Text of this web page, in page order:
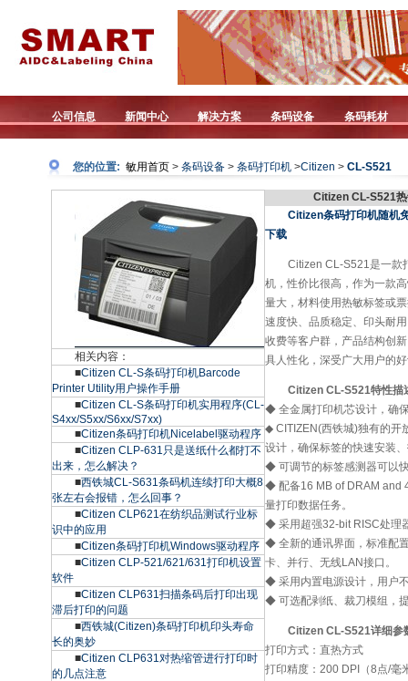
公司信息 新闻中心 解决方案 条码设备 条码耗材
您的位置: 敏用首页 > 条码设备 > 条码打印机 >Citizen > CL-S521
相关内容：
■Citizen CL-S条码打印机Barcode
Printer Utility用户操作手册
■Citizen CL-S条码打印机实用程序(CL-
S4xx/S5xx/S6xx/S7xx)
■Citizen条码打印机Nicelabel驱动程序
■Citizen CLP-631只是送纸什么都打不
出来，怎么解决？
■西铁城CL-S631条码机连续打印大概8
张左右会报错，怎么回事？
■Citizen CLP621在纺织品测试行业标
识中的应用
■Citizen条码打印机Windows驱动程序
■Citizen CLP-521/621/631打印机设置
软件
■Citizen CLP631扫描条码后打印出现
滞后打印的问题
■西铁城(Citizen)条码打印机印头寿命
长的奥妙
■Citizen CLP631对热缩管进行打印时
的几点注意
Citizen CL-S521
Citizen条码打印机随机
下载
Citizen CL-S521是一款
机，性价比很高，作为一款
量大，材料使用热敏标签或
速度快、品质稳定、印头耐
收费等客户群，产品结构创
具人性化，深受广大用户的
Citizen CL-S521特性描
◆ 全金属打印机芯设计，确
◆ CITIZEN(西铁城)独有的开
设计，确保标签的快速安装
◆ 可调节的标签感测器可以
◆ 配备16 MB of DRAM and
量打印数据任务。
◆ 采用超强32-bit RISC处理
◆ 全新的通讯界面，标准配
卡、并行、无线LAN接口。
◆ 采用内置电源设计，用户
◆ 可选配剥纸、裁刀模组，
Citizen CL-S521详细参
打印方式：直热方式
打印精度：200 DPI（8点/毫